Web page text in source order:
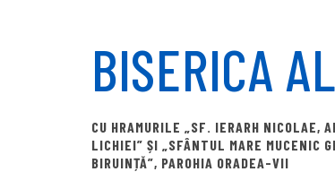
BISERICA
CU HRAMURILE „SF. IERARH NICOLAE,
LICHIEI” ȘI „SFÂNTUL MARE MUCENIC
BIRUINȚĂ”, PAROHIA ORADEA-VII